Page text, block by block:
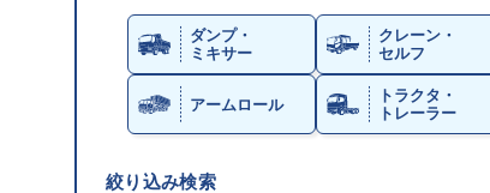
ダンプ・
ミキサー
クレーン・
セルフ
アームロール
トラクタ・
トレーラー
絞り込み検索